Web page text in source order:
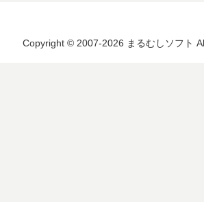
Copyright © 2007-2026 まるむしソフト